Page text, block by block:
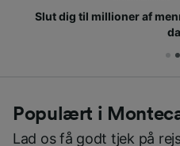
Slut dig til millioner af
Populært i
Lad os få godt tjek på